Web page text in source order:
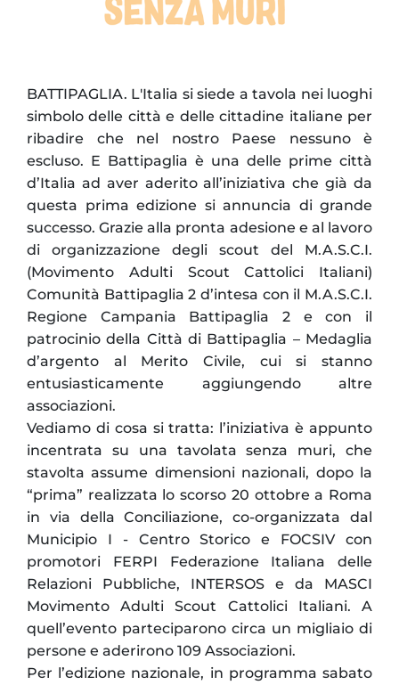
BATTIPAGLIA. L'Italia si siede a tavola nei luoghi
simbolo delle città e delle cittadine italiane per
ribadire che nel nostro Paese nessuno è
escluso. E Battipaglia è una delle prime città
d’Italia ad aver aderito all’iniziativa che già da
questa prima edizione si annuncia di grande
successo. Grazie alla pronta adesione e al lavoro
di organizzazione degli scout del M.A.S.C.I.
(Movimento Adulti Scout Cattolici Italiani)
Comunità Battipaglia 2 d’intesa con il M.A.S.C.I.
Regione Campania Battipaglia 2 e con il
patrocinio della Città di Battipaglia – Medaglia
d’argento al Merito Civile, cui si stanno
entusiasticamente aggiungendo altre
associazioni.
Vediamo di cosa si tratta: l’iniziativa è appunto
incentrata su una tavolata senza muri, che
stavolta assume dimensioni nazionali, dopo la
“prima” realizzata lo scorso 20 ottobre a Roma
in via della Conciliazione, co-organizzata dal
Municipio I - Centro Storico e FOCSIV con
promotori FERPI Federazione Italiana delle
Relazioni Pubbliche, INTERSOS e da MASCI
Movimento Adulti Scout Cattolici Italiani. A
quell’evento parteciparono circa un migliaio di
persone e aderirono 109 Associazioni.
Per l’edizione nazionale, in programma sabato